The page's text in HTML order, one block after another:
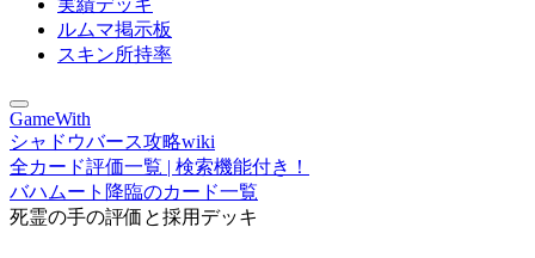
実績デッキ
ルムマ掲示板
スキン所持率
GameWith
シャドウバース攻略wiki
全カード評価一覧 | 検索機能付き！
バハムート降臨のカード一覧
死霊の手の評価と採用デッキ